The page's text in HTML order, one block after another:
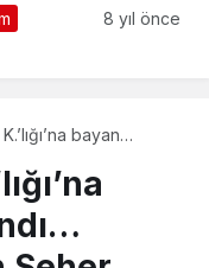
burs
8 yıl önce
bayan
başladı